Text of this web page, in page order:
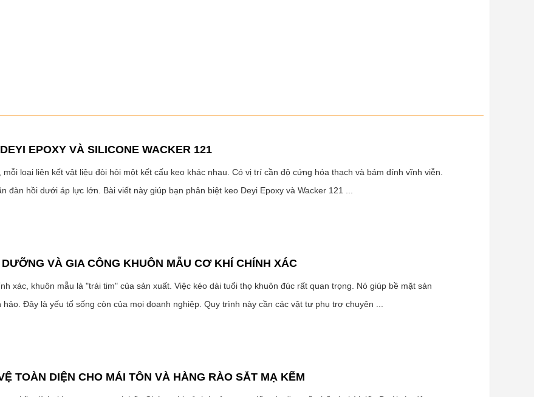
EPOXY VÀ SILICONE WACKER 121
loại liên kết vật liệu đòi hỏi một kết cấu keo khác nhau. Có vị trí cần độ cứng hóa thạch và bám dính vĩnh viễn.
đàn hồi dưới áp lực lớn. Bài viết này giúp bạn phân biệt keo Deyi Epoxy và Wacker 121 ...
VÀ GIA CÔNG KHUÔN MẪU CƠ KHÍ CHÍNH XÁC
xác, khuôn mẫu là "trái tim" của sản xuất. Việc kéo dài tuổi thọ khuôn đúc rất quan trọng. Nó giúp bề mặt sản
Đây là yếu tố sống còn của mọi doanh nghiệp. Quy trình này cần các vật tư phụ trợ chuyên ...
TOÀN DIỆN CHO MÁI TÔN VÀ HÀNG RÀO SẮT MẠ KẼM